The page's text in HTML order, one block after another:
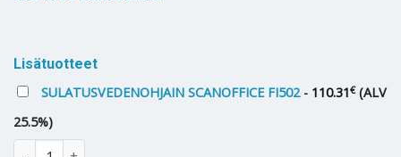
Lisätuotteet
SULATUSVEDENOHJAIN SCANOFFICE FI502- 110.31€ (ALV
25.5%)
Seinäkiinnitysteline ilp ulkoyksikölle Scanoffice MS205 määrä